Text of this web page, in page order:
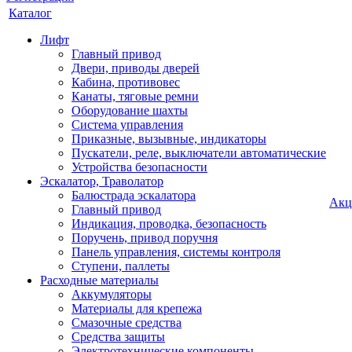
Каталог
Лифт
Главный привод
Двери, приводы дверей
Кабина, противовес
Канаты, тяговые ремни
Оборудование шахты
Система управления
Приказные, вызывные, индикаторы
Пускатели, реле, выключатели автоматические
Устройства безопасности
Эскалатор, Траволатор
Балюстрада эскалатора
Главный привод
Индикация, проводка, безопасность
Поручень, привод поручня
Панель управления, системы контроля
Ступени, паллеты
Расходные материалы
Аккумуляторы
Материалы для крепежа
Смазочные средства
Средства защиты